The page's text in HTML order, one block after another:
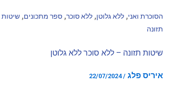
הסוכרת ואני, ללא גלוטן, ללא סוכר, ספר מתכונים, שיטות
תזונה
שיטות תזונה – ללא סוכר ללא גלוטן
איריס פלג /
22/07/2024